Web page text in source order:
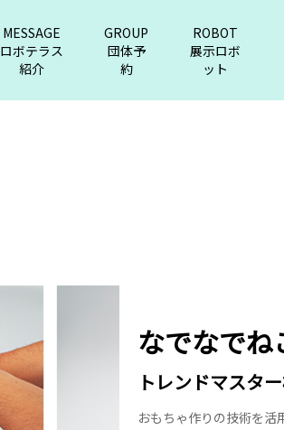
MESSAGE
ロボテラス
紹介
GROUP
団体予
約
ROBOT
展示ロボ
ット
なでなでね
トレンドマスタ
おもちゃ作りの技術を活